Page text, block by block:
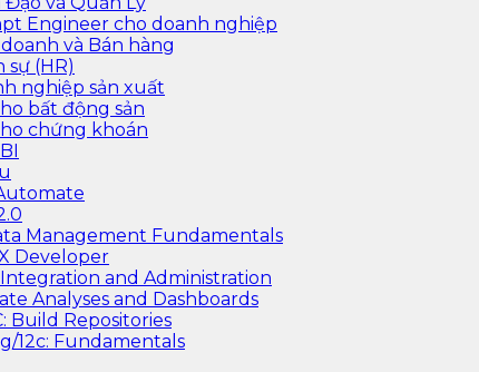
Engineer cho doanh nghiệp
và Bán hàng
sự (HR)
nghiệp sản xuất
bất động sản
chứng khoán
Management Fundamentals
Developer
Integration and Administration
Analyses and Dashboards
Build Repositories
12c: Fundamentals